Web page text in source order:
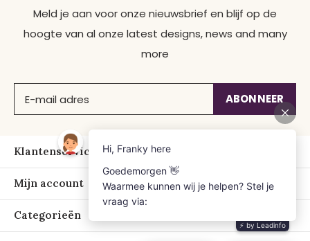
Meld je aan voor onze nieuwsbrief en blijf op de
hoogte van al onze latest designs, news and many
more
ABONNEER
Klantenservice
Mijn account
Categorieën